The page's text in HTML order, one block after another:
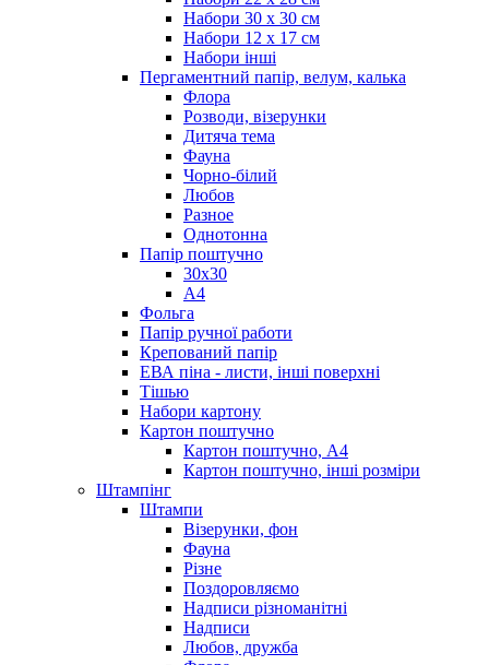
Набори 30 х 30 см
Набори 12 х 17 см
Набори інші
Пергаментний папір, велум, калька
Флора
Розводи, візерунки
Дитяча тема
Фауна
Чорно-білий
Любов
Разное
Однотонна
Папір поштучно
30х30
А4
Фольга
Папір ручної работи
Крепований папір
ЕВА піна - листи, інші поверхні
Тішью
Набори картону
Картон поштучно
Картон поштучно, А4
Картон поштучно, інші розміри
Штампінг
Штампи
Візерунки, фон
Фауна
Різне
Поздоровляємо
Надписи різноманітні
Надписи
Любов, дружба